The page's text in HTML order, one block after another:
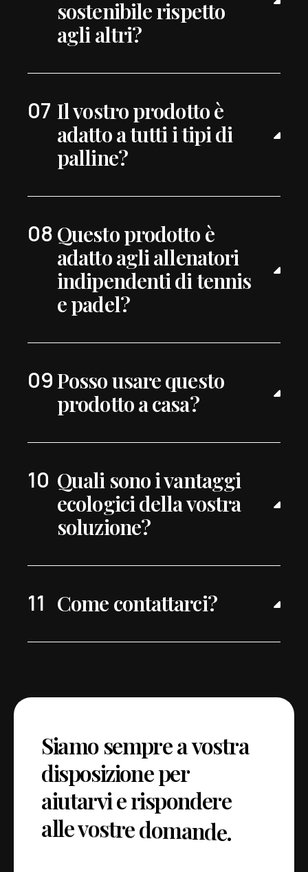
sostenibile rispetto
agli altri?
Il vostro prodotto è
adatto a tutti i tipi di
palline?
Questo prodotto è
adatto agli allenatori
indipendenti di tennis
e padel?
Posso usare questo
prodotto a casa?
Quali sono i vantaggi
ecologici della vostra
soluzione?
Come contattarci?
Siamosempreavostra
disposizioneper
aiutarvierispondere
allevostredomande.